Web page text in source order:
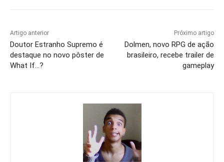
Artigo anterior
Doutor Estranho Supremo é
destaque no novo pôster de
What If…?
Próximo artigo
Dolmen, novo RPG de ação
brasileiro, recebe trailer de
gameplay